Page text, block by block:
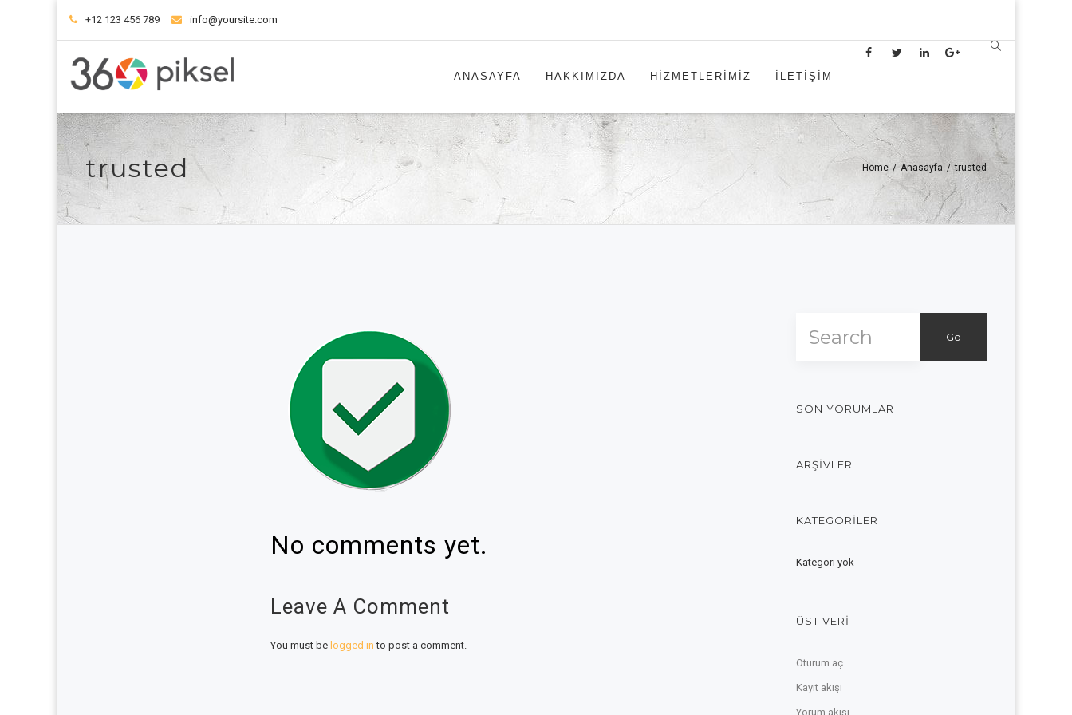
+12 123 456 789 info@yoursite.com
ANASAYFA HAKKIMIZDA HİZMETLERİMİZ İLETİŞİM
trusted Home / Anasayfa / trusted
No comments yet.
Leave A Comment
You must be logged in to post a comment.
Go
SON YORUMLAR
ARŞIVLER
KATEGORILER
Kategori yok
ÜST VERI
Oturum aç
Kayıt akışı
Yorum akışı